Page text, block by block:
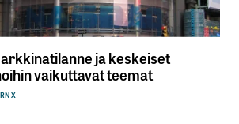
ja keskeiset
vaikuttavat teemat
X